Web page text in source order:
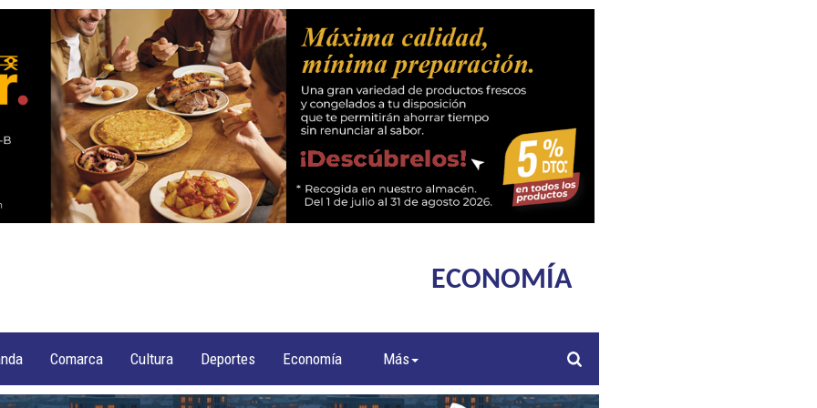
ECONOMÍA
Comarca Cultura Deportes Economía Más